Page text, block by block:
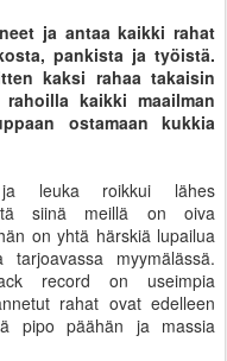
ja antaa kaikki rahat
pankista ja työistä.
kaksi rahaa takaisin
kaikki maailman
ostamaan kukkia
leuka roikkui lähes
siinä meillä on oiva
on yhtä härskiä lupailua
myymälässä.
record on useimpia
rahat ovat edelleen
pipo päähän ja massia